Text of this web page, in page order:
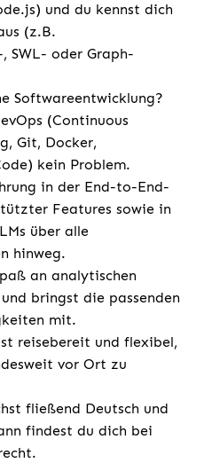
und du kennst dich
(z.B.
SWL- oder Graph-
Softwareentwicklung?
(Continuous
Git, Docker,
kein Problem.
in der End-to-End-
Features sowie in
über alle
hinweg.
an analytischen
bringst die passenden
mit.
reisebereit und flexibel,
vor Ort zu
fließend Deutsch und
findest du dich bei